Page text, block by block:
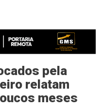
pela
relatam
meses